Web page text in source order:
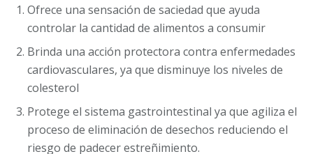
Ofrece una sensación de saciedad que ayuda
controlar la cantidad de alimentos a consumir
Brinda una acción protectora contra enfermedades
cardiovasculares, ya que disminuye los niveles de
colesterol
Protege el sistema gastrointestinal ya que agiliza el
proceso de eliminación de desechos reduciendo el
riesgo de padecer estreñimiento.